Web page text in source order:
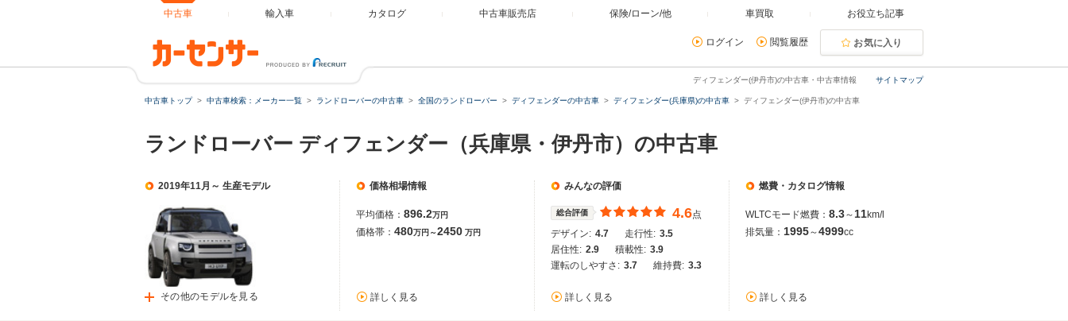
中古車 輸入車 カタログ 中古車販売店 保険/ローン/他 車買取 お役立ち記事
ログイン 閲覧履歴 お気に入り
サイトマップ
ディフェンダー(伊丹市)の中古車・中古車情報
中古車トップ 中古車検索：メーカー一覧 ランドローバーの中古車 全国のランドローバー ディフェンダーの中古車 ディフェンダー(兵庫県)の中古車 ディフェンダー(伊丹市)の中古車
ランドローバー ディフェンダー（兵庫県・伊丹市）の中古車
2019年11月～ 生産モデル
その他のモデルを見る
価格相場情報
平均価格： 896.2万円
価格帯： 480万円～2450 万円
詳しく見る
みんなの評価
総合評価 4.6点
デザイン: 4.7 走行性: 3.5
居住性: 2.9 積載性: 3.9
運転のしやすさ: 3.7 維持費: 3.3
詳しく見る
燃費・カタログ情報
WLTCモード燃費： 8.3～ 11km/l
排気量： 1995～4999cc
詳しく見る